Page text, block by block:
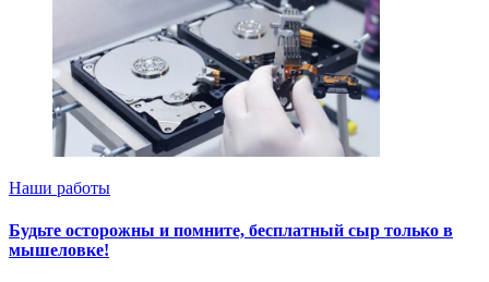
Наши работы
Будьте осторожны и помните, бесплатный сыр только в
мышеловке!